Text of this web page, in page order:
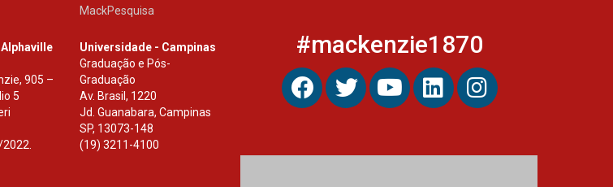
MackPesquisa
905 –
5
Universidade - Campinas
Graduação e Pós-
Graduação
Av. Brasil, 1220
Jd. Guanabara, Campinas
SP, 13073-148
(19) 3211-4100
#mackenzie1870